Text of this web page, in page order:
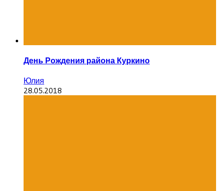
День Рождения района Куркино
Юлия
28.05.2018